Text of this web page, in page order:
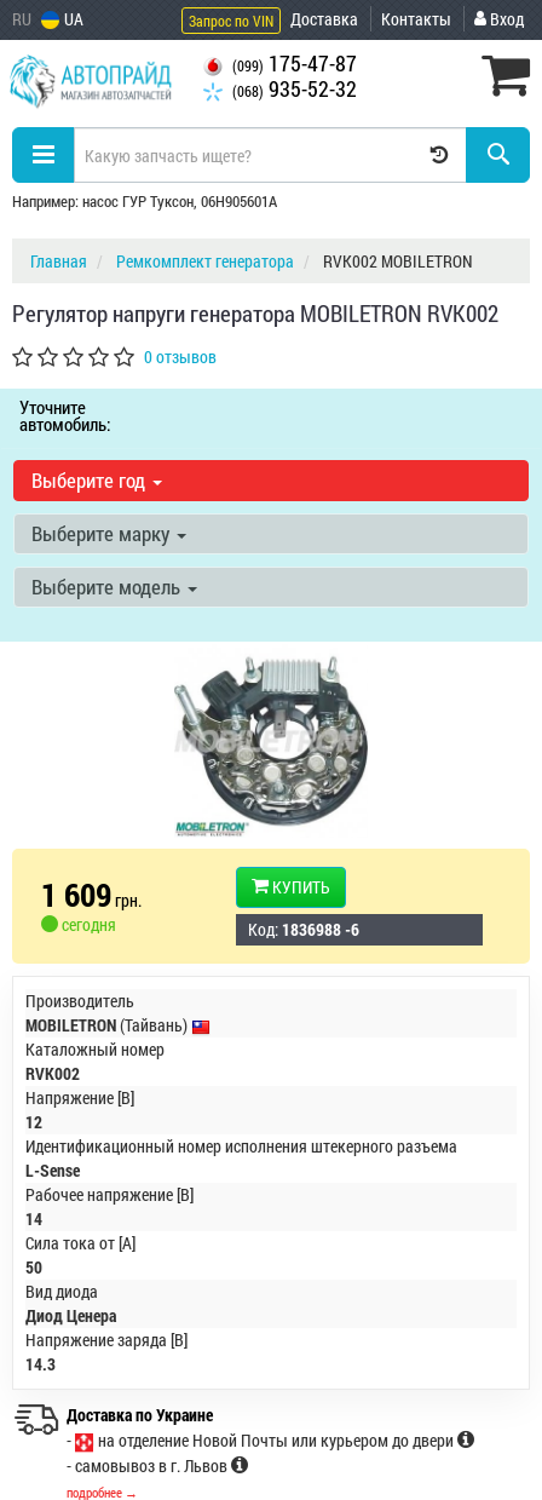
RU UA Запрос по VIN Доставка Контакты Вход
(099) 175-47-87
(068) 935-52-32
Например: насос ГУР Туксон, 06H905601A
Главная Ремкомплект генератора RVK002 MOBILETRON
Регулятор напруги генератора MOBILETRON RVK002
0 отзывов
Уточните
автомобиль:
Выберите год
Выберите марку
Выберите модель
1 609грн.
сегодня
КУПИТЬ
Код: 1836988 -6
Производитель
MOBILETRON(Тайвань)
Каталожный номер
RVK002
Напряжение [В]
12
Идентификационный номер исполнения штекерного разъема
L-Sense
Рабочее напряжение [В]
14
Сила тока от [А]
50
Вид диода
Диод Ценера
Напряжение заряда [В]
14.3
Доставка по Украине
-
на отделение Новой Почты или курьером до двери
- самовывоз в г. Львов
подробнее →